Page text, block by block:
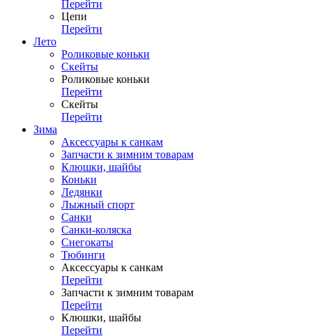
Перейти
Цепи
Перейти
Лето
Роликовые коньки
Скейты
Роликовые коньки
Перейти
Скейты
Перейти
Зима
Аксессуары к санкам
Запчасти к зимним товарам
Клюшки, шайбы
Коньки
Ледянки
Лыжный спорт
Санки
Санки-коляска
Снегокаты
Тюбинги
Аксессуары к санкам
Перейти
Запчасти к зимним товарам
Перейти
Клюшки, шайбы
Перейти